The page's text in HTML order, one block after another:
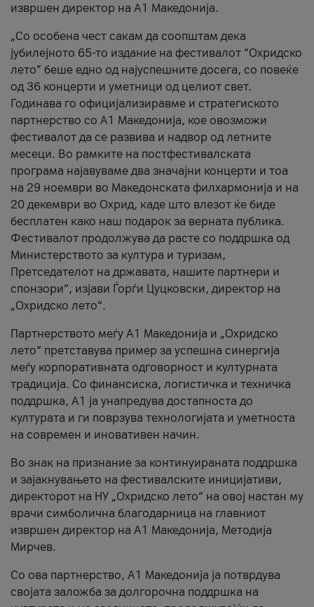
извршен директор на A1 Македонија.
„Со особена чест сакам да соопштам дека
јубилејното 65-то издание на фестивалот “Охридско
лето” беше едно од најуспешните досега, со повеќе
од 36 концерти и уметници од целиот свет.
Годинава го официјализиравме и стратегиското
партнерство со А1 Македонија, кое овозможи
фестивалот да се развива и надвор од летните
месеци. Во рамките на постфестивалската
програма најавуваме два значајни концерти и тоа
на 29 ноември во Македонската филхармонија и на
20 декември во Охрид, каде што влезот ќе биде
бесплатен како наш подарок за верната публика.
Фестивалот продолжува да расте со поддршка од
Министерството за култура и туризам,
Претседателот на државата, нашите партнери и
спонзори“, изјави Ѓорѓи Цуцковски, директор на
„Охридско лето“.
Партнерството меѓу A1 Македонија и „Охридско
лето“ претставува пример за успешна синергија
меѓу корпоративната одговорност и културната
традиција. Со финансиска, логистичка и техничка
поддршка, A1 ја унапредува достапноста до
културата и ги поврзува технологијата и уметноста
на современ и иновативен начин.
Во знак на признание за континуираната поддршка
и зајакнувањето на фестивалските иницијативи,
директорот на НУ „Охридско лето“ на овој настан му
врачи симболична благодарница на главниот
извршен директор на A1 Македонија, Методија
Мирчев.
Со ова партнерство, A1 Македонија ја потврдува
својата заложба за долгорочна поддршка на